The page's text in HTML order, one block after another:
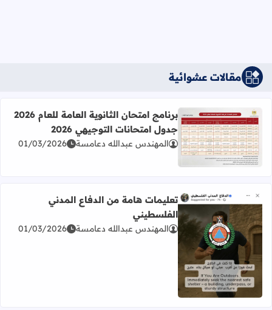
مقالات عشوائية
اقرأ المزيد عن برنامج امتحان الثانوية العامة للعام 2026 جدول امتحانات التوجيهي 2026
برنامج امتحان الثانوية العامة للعام 2026
جدول امتحانات التوجيهي 2026
المهندس عبدالله دعامسة 01/03/2026
اقرأ المزيد عن تعليمات هامة من الدفاع المدني الفلسطيني
تعليمات هامة من الدفاع المدني
الفلسطيني
المهندس عبدالله دعامسة 01/03/2026